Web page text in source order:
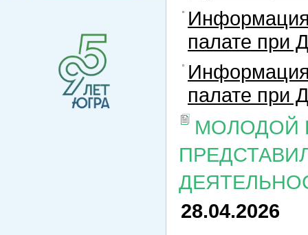
палате при
палате при
МОЛОДОЙ
28.04.2026